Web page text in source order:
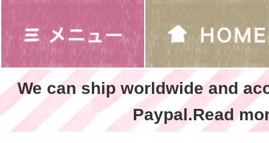
We can ship worldwide and
Paypal.Read